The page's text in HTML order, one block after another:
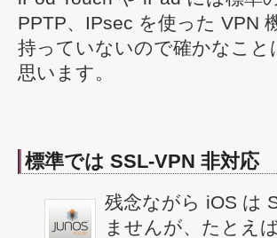
PPTP、IPsec を使った VPN
持っていないので確かなこ
思います。
標準では SSL-VPN 非対応
残念ながら iOS は
ませんが、たとえ